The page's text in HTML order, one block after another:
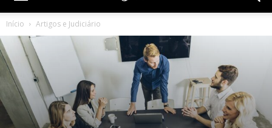
Início Artigos e Judiciário